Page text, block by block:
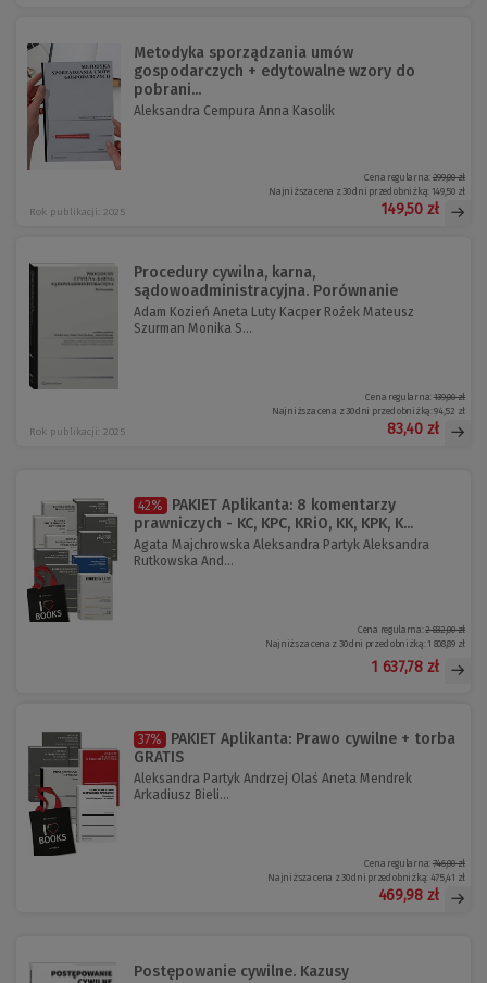
Metodyka sporządzania umów
gospodarczych + edytowalne wzory do
pobrani...
Aleksandra Cempura Anna Kasolik
Rok publikacji: 2025
Cena regularna:299,00 zł
Najniższa cena z 30 dni przed obniżką: 149,50 zł
149,50 zł
Procedury cywilna, karna,
sądowoadministracyjna. Porównanie
Adam Kozień Aneta Luty Kacper Rożek Mateusz
Szurman Monika S...
Rok publikacji: 2025
Cena regularna:139,00 zł
Najniższa cena z 30 dni przed obniżką:94,52 zł
83,40 zł
42%
PAKIET Aplikanta: 8 komentarzy
prawniczych - KC, KPC, KRiO, KK, KPK, K...
Agata Majchrowska Aleksandra Partyk Aleksandra
Rutkowska And...
Cena regularna:2 832,00 zł
Najniższa cena z 30 dni przed obniżką:1 808,89 zł
1 637,78 zł
37%
PAKIET Aplikanta: Prawo cywilne + torba
GRATIS
Aleksandra Partyk Andrzej Olaś Aneta Mendrek
Arkadiusz Bieli...
Cena regularna:746,00 zł
Najniższa cena z 30 dni przed obniżką: 475,41 zł
469,98 zł
Postępowanie cywilne. Kazusy